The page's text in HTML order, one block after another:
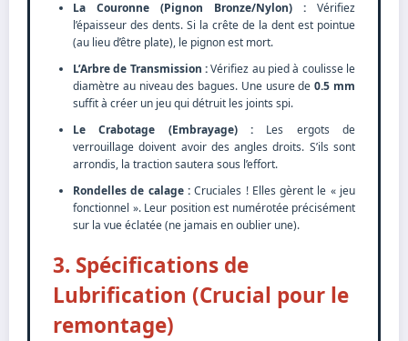
La Couronne (Pignon Bronze/Nylon) : Vérifiez
l’épaisseur des dents. Si la crête de la dent est pointue
(au lieu d’être plate), le pignon est mort.
L’Arbre de Transmission :Vérifiez au pied à coulisse le
diamètre au niveau des bagues. Une usure de0.5 mm
suffit à créer un jeu qui détruit les joints spi.
Le Crabotage (Embrayage) : Les ergots de
verrouillage doivent avoir des angles droits. S’ils sont
arrondis, la traction sautera sous l’effort.
Rondelles de calage :Cruciales ! Elles gèrent le « jeu
fonctionnel ». Leur position est numérotée précisément
sur la vue éclatée (ne jamais en oublier une).
3. Spécifications de
Lubrification (Crucial pour le
remontage)